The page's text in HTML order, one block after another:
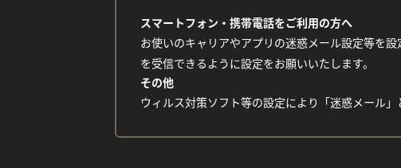
スマートフォン・携帯電話をご利用の方へ
お使いのキャリアやアプリの迷惑メール設定等を
を受信できるように設定をお願いいたします。
その他
ウィルス対策ソフト等の設定により「迷惑メール